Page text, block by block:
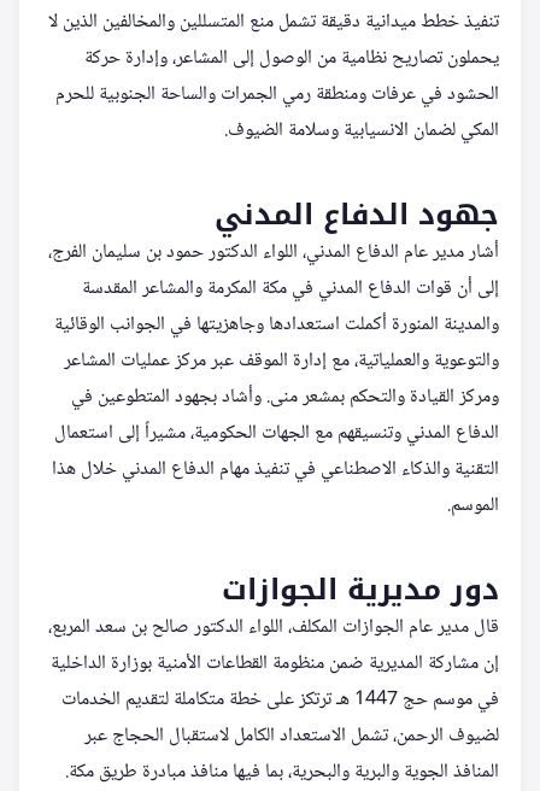
تنفيذ خطط ميدانية دقيقة تشمل منع المتسللين والمخالفين الذين لا
يحملون تصاريح نظامية من الوصول إلى المشاعر، وإدارة حركة
الحشود في عرفات ومنطقة رمي الجمرات والساحة الجنوبية للحرم
المكي لضمان الانسيابية وسلامة الضيوف.
جهود الدفاع المدني
أشار مدير عام الدفاع المدني، اللواء الدكتور حمود بن سليمان الفرج،
إلى أن قوات الدفاع المدني في مكة المكرمة والمشاعر المقدسة
والمدينة المنورة أكملت استعدادها وجاهزيتها في الجوانب الوقائية
والتوعوية والعملياتية، مع إدارة الموقف عبر مركز عمليات المشاعر
ومركز القيادة والتحكم بمشعر منى. وأشاد بجهود المتطوعين في
الدفاع المدني وتنسيقهم مع الجهات الحكومية، مشيراً إلى استعمال
التقنية والذكاء الاصطناعي في تنفيذ مهام الدفاع المدني خلال هذا
الموسم.
دور مديرية الجوازات
قال مدير عام الجوازات المكلف، اللواء الدكتور صالح بن سعد المربع،
إن مشاركة المديرية ضمن منظومة القطاعات الأمنية بوزارة الداخلية
في موسم حج 1447 هـ ترتكز على خطة متكاملة لتقديم الخدمات
لضيوف الرحمن، تشمل الاستعداد الكامل لاستقبال الحجاج عبر
المنافذ الجوية والبرية والبحرية، بما فيها منافذ مبادرة طريق مكة.